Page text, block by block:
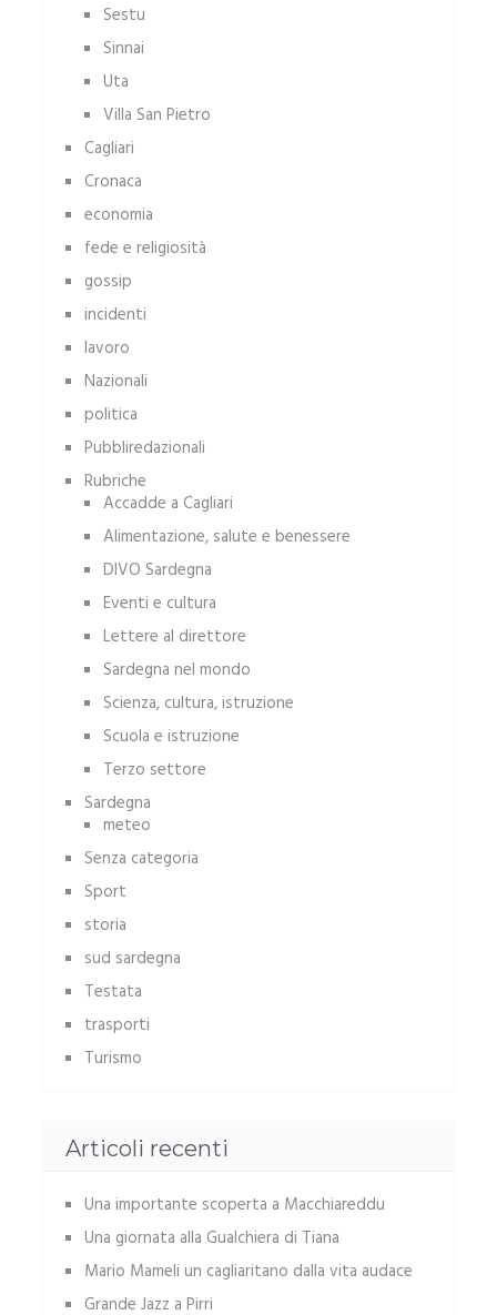
Sestu
Sinnai
Uta
Villa San Pietro
Cagliari
Cronaca
economia
fede e religiosità
gossip
incidenti
lavoro
Nazionali
politica
Pubbliredazionali
Rubriche
Accadde a Cagliari
Alimentazione, salute e benessere
DIVO Sardegna
Eventi e cultura
Lettere al direttore
Sardegna nel mondo
Scienza, cultura, istruzione
Scuola e istruzione
Terzo settore
Sardegna
meteo
Senza categoria
Sport
storia
sud sardegna
Testata
trasporti
Turismo
Articoli recenti
Una importante scoperta a Macchiareddu
Una giornata alla Gualchiera di Tiana
Mario Mameli un cagliaritano dalla vita audace
Grande Jazz a Pirri